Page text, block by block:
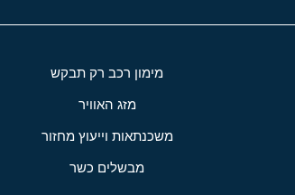
מימון רכב רק תבקש
מזג האוויר
משכנתאות וייעוץ מחזור
מבשלים כשר